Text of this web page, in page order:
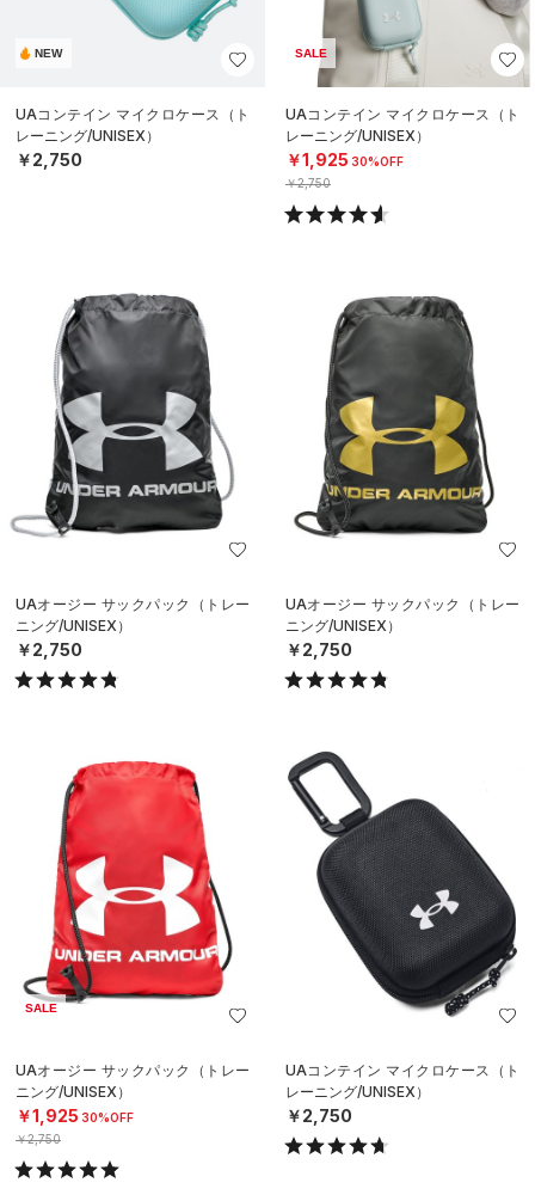
NEW
UAコンテイン マイクロケース（ト
レーニング/UNISEX）
￥2,750
SALE
UAコンテイン マイクロケース（ト
レーニング/UNISEX）
￥1,925 30%OFF
￥2,750
UAオージー サックパック（トレー
ニング/UNISEX）
￥2,750
UAオージー サックパック（トレー
ニング/UNISEX）
￥2,750
SALE
UAオージー サックパック（トレー
ニング/UNISEX）
￥1,925 30%OFF
￥2,750
UAコンテイン マイクロケース（ト
レーニング/UNISEX）
￥2,750